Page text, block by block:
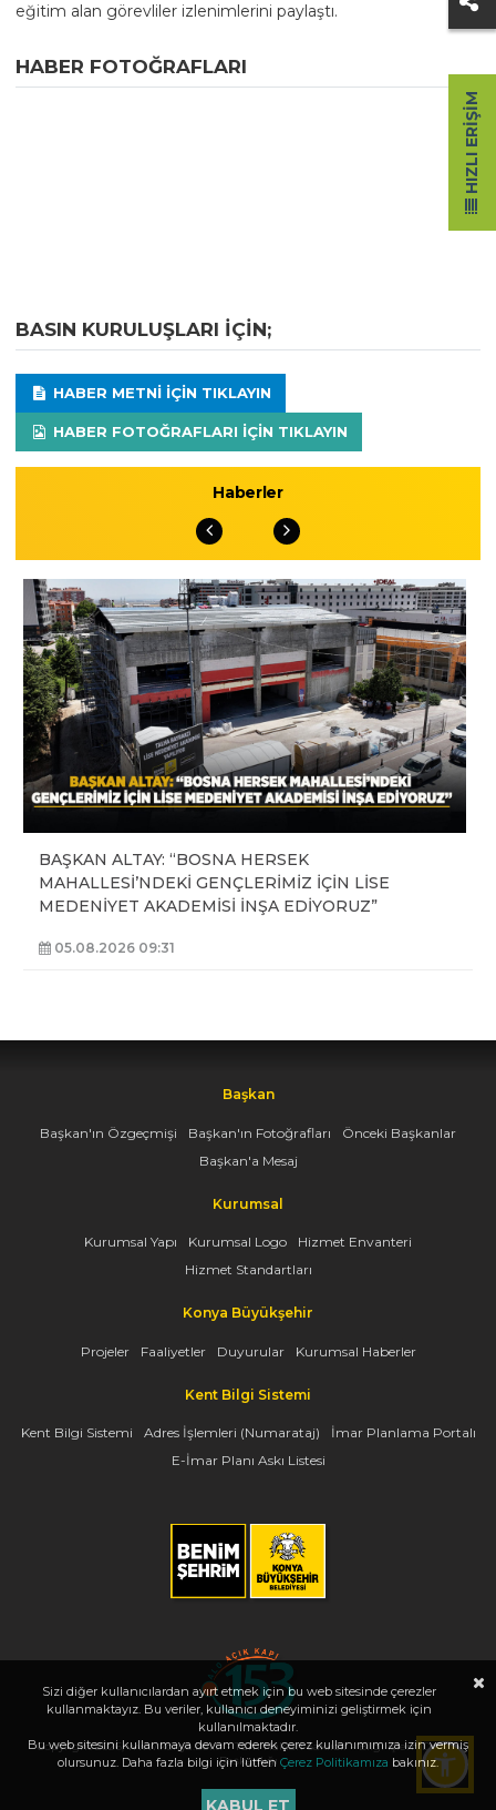
eğitim alan görevliler izlenimlerini paylaştı.
HABER FOTOĞRAFLARI
BASIN KURULUŞLARI IÇIN;
HABER METNI IÇIN TIKLAYIN
HABER FOTOĞRAFLARI IÇIN TIKLAYIN
Haberler
BAŞKAN ALTAY: “BOSNA HERSEK
MAHALLESİ’NDEKİ GENÇLERİMİZ İÇİN LİSE
MEDENİYET AKADEMİSİ İNŞA EDİYORUZ”
05.08.2026 09:31
Başkan
Başkan'ın Özgeçmişi Başkan'ın Fotoğrafları
Önceki Başkanlar
Başkan'a Mesaj
Kurumsal
Kurumsal Yapı Kurumsal Logo
Hizmet Envanteri
Hizmet Standartları
Konya Büyükşehir
Projeler Faaliyetler Duyurular Kurumsal Haberler
Kent Bilgi Sistemi
Kent Bilgi Sistemi Adres İşlemleri (Numarataj)
İmar Planlama Portalı
E-İmar Planı Askı Listesi
Copyright 2026, www.konya.bel.tr - Tüm Hakları Saklıdır - Bilgi İşlem Dairesi
Başkanlığı
HIZLI ERIŞIM
Sizi diğer kullanıcılardan ayırt etmek için bu web sitesinde çerezler
kullanmaktayız. Bu veriler, kullanıcı deneyiminizi geliştirmek için
kullanılmaktadır.
Bu web sitesini kullanmaya devam ederek çerez kullanımımıza izin vermiş
olursunuz. Daha fazla bilgi için lütfen Çerez Politikamıza bakınız.
KABUL ET